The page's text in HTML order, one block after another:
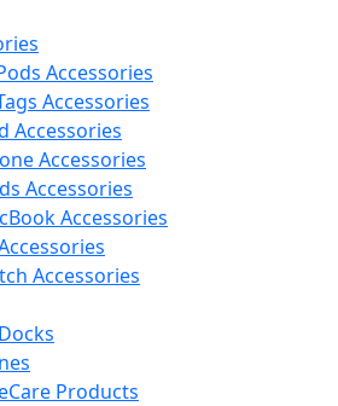
Accessories
Accessories
Accessories
Accessories
Accessories
Accessories
Accessories
Products